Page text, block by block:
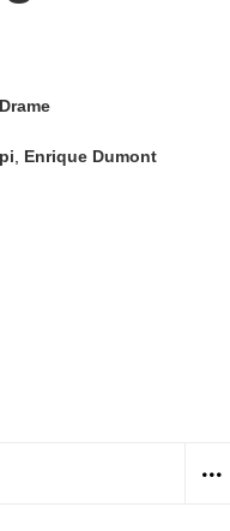
Drame
Enrique Dumont